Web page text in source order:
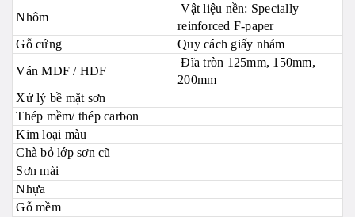
Nhôm
Vật liệu nền: Specially
reinforced F-paper
Gỗ cứng
Quy cách giấy nhám
Ván MDF / HDF
Đĩa tròn 125mm, 150mm,
200mm
Xử lý bề mặt sơn
Thép mềm/ thép carbon
Kim loại màu
Chà bỏ lớp sơn cũ
Sơn mài
Nhựa
Gỗ mềm